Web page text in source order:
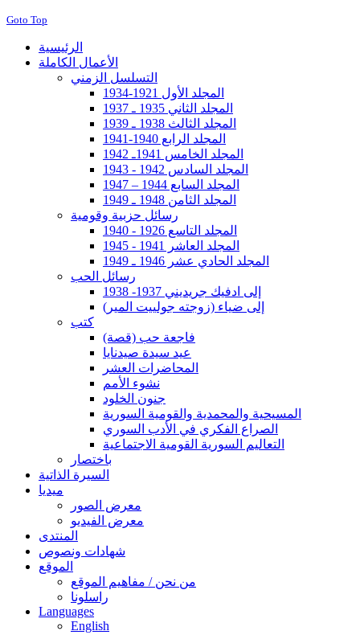
Goto Top
الرئيسية
الأعمال الكاملة
التسلسل الزمني
المجلد الأول 1921-1934
المجلد الثاني 1935 ـ 1937
المجلد الثالث 1938 ـ 1939
المجلد الرابع 1940-1941
المجلد الخامس 1941ـ 1942
المجلد السادس 1942 - 1943
المجلد السابع 1944 – 1947
المجلد الثامن 1948 ـ 1949
رسائل حزبية وقومية
المجلد التاسع 1926 - 1940
المجلد العاشر 1941 - 1945
المجلد الحادي عشر 1946 ـ 1949
رسائل الحب
إلى ادفيك جريديني 1937- 1938
إلى ضياء (زوجته جولييت المير)
كتب
فاجعة حب (قصة)
عيد سيدة صيدنايا
المحاضرات العشر
نشوء الأمم
جنون الخلود
المسيحية والمحمدية والقومية السورية
الصراع الفكري في الأدب السوري
التعاليم السورية القومية الاجتماعية
باختصار
السيرة الذاتية
ميديا
معرض الصور
معرض الفيديو
المنتدى
شهادات ونصوص
الموقع
من نحن / مفاهيم الموقع
راسلونا
Languages
English